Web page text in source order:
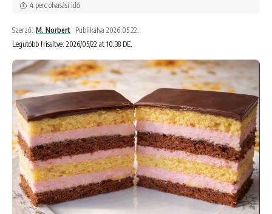
Legutóbb frissítve: 2026/05/22 at 10:38 DE.
Szerző: M. Norbert Publikálva 2026.05.22.
4 perc olvasási idő